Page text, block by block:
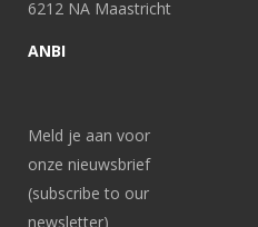
6212 NA Maastricht
ANBI
Meld je aan voor
onze nieuwsbrief
(subscribe to our
newsletter)